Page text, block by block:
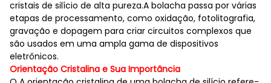
cristais de silício de alta pureza.A bolacha passa por várias
etapas de processamento, como oxidação, fotolitografia,
gravação e dopagem para criar circuitos complexos que
são usados em uma ampla gama de dispositivos
eletrônicos.
Orientação Cristalina e Sua Importância